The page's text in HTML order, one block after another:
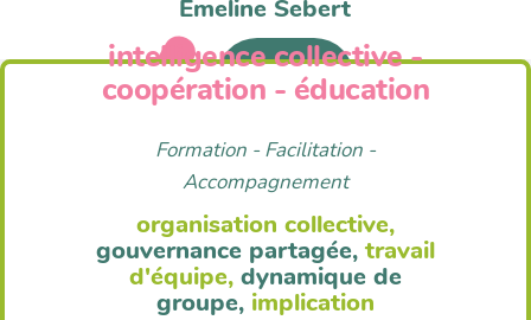
Anim'Agil
Emeline Sebert
intelligence collective -
coopération - éducation
Formation - Facilitation -
Accompagnement
organisation collective,
gouvernance partagée, travail
d'équipe, dynamique de
groupe, implication